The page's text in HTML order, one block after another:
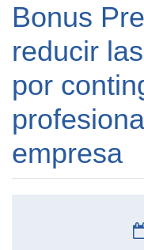
Bonus
reducir
por
empresa